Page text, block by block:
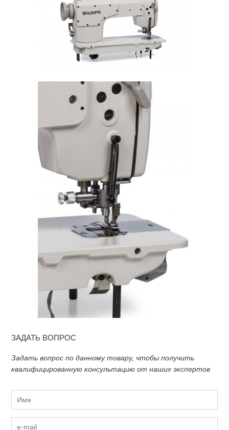
ЗАДАТЬ ВОПРОС
Задать вопрос по данному товару, чтобы получить
квалифицированную консультацию от наших экспертов